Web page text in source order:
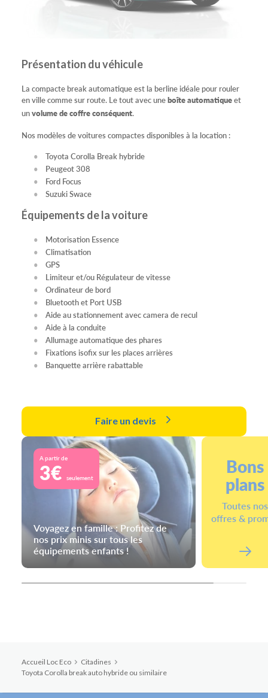
Présentation du véhicule
La compacte break automatique est la berline idéale pour rouler
en ville comme sur route. Le tout avec uneboîte automatiqueet
unvolume de coffre conséquent.
Nos modèles de voitures compactes disponibles à la location :
Toyota Corolla Break hybride
Peugeot 308
Ford Focus
Suzuki Swace
Équipements de la voiture
Motorisation Essence
Climatisation
GPS
Limiteur et/ou Régulateur de vitesse
Ordinateur de bord
Bluetooth et Port USB
Aide au stationnement avec camera de recul
Aide à la conduite
Allumage automatique des phares
Fixations isofix sur les places arrières
Banquette arrière rabattable
Faire un devis
A partir de
3€ seulement
Voyagez en famille : Profitez de
nos prix minis sur tous les
équipements enfants !
Bons
plans
Toutes nos
offres &
Accueil Loc Eco
Citadines
Toyota Corolla break auto hybride ou similaire